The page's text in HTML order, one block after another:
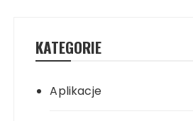
KATEGORIE
Aplikacje